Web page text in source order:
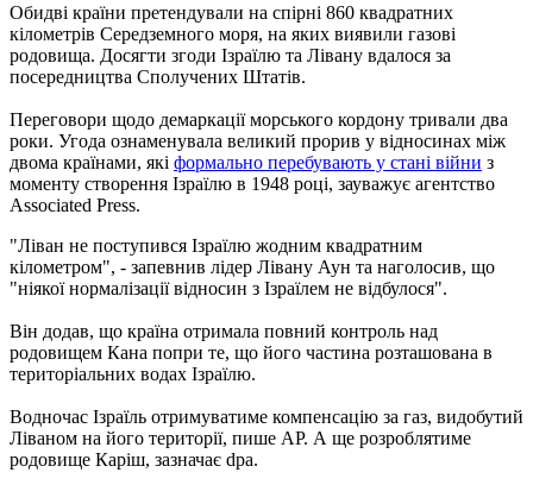
Обидві країни претендували на спірні 860 квадратних
кілометрів Середземного моря, на яких виявили газові
родовища. Досягти згоди Ізраїлю та Лівану вдалося за
посередництва Сполучених Штатів.
Переговори щодо демаркації морського кордону тривали два
роки. Угода ознаменувала великий прорив у відносинах між
двома країнами, які формально перебувають у стані війни з
моменту створення Ізраїлю в 1948 році, зауважує агентство
Associated Press.
"Ліван не поступився Ізраїлю жодним квадратним
кілометром", - запевнив лідер Лівану Аун та наголосив, що
"ніякої нормалізації відносин з Ізраїлем не відбулося".
Він додав, що країна отримала повний контроль над
родовищем Кана попри те, що його частина розташована в
територіальних водах Ізраїлю.
Водночас Ізраїль отримуватиме компенсацію за газ, видобутий
Ліваном на його території, пише AP. А ще розроблятиме
родовище Каріш, зазначає dpa.